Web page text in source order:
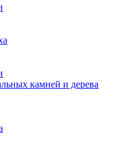
камней и дерева